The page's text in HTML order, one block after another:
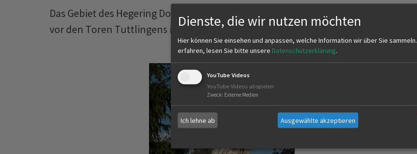
Das Gebiet des Hegering Donautal beginnt nach dem Kloster Beuron und endet
vor den Toren Tuttlingens in Nendingen.Dienste, die wir nutzen möchten
Hier können Sie einsehen und anpassen, welche Information wir über Sie sammeln.
erfahren, lesen Sie bitte unsere Datenschutzerklärung.
YouTube Videos
YouTube Videos abspielen
Zweck: Externe Medien
Ich lehne ab Ausgewählte akzeptieren